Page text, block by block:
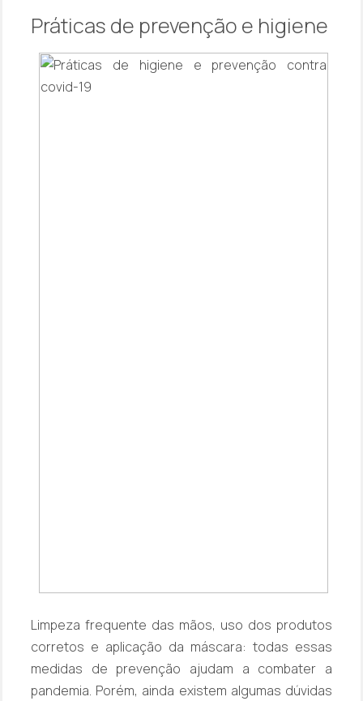
Práticas de prevenção e higiene
Limpeza frequente das mãos, uso dos produtos
corretos e aplicação da máscara: todas essas
medidas de prevenção ajudam a combater a
pandemia. Porém, ainda existem algumas dúvidas